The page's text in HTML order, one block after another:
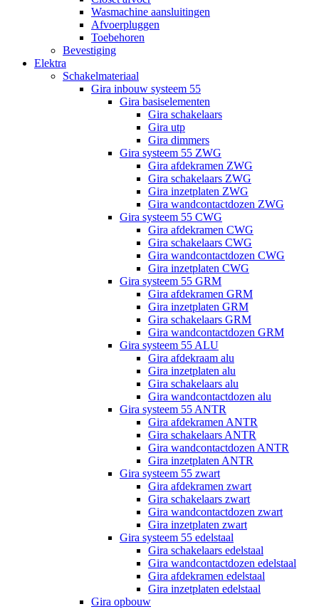
Wasmachine aansluitingen
Afvoerpluggen
Toebehoren
Bevestiging
Elektra
Schakelmateriaal
Gira inbouw systeem 55
Gira basiselementen
Gira schakelaars
Gira utp
Gira dimmers
Gira systeem 55 ZWG
Gira afdekramen ZWG
Gira schakelaars ZWG
Gira inzetplaten ZWG
Gira wandcontactdozen ZWG
Gira systeem 55 CWG
Gira afdekramen CWG
Gira schakelaars CWG
Gira wandcontactdozen CWG
Gira inzetplaten CWG
Gira systeem 55 GRM
Gira afdekramen GRM
Gira inzetplaten GRM
Gira schakelaars GRM
Gira wandcontactdozen GRM
Gira systeem 55 ALU
Gira afdekraam alu
Gira inzetplaten alu
Gira schakelaars alu
Gira wandcontactdozen alu
Gira systeem 55 ANTR
Gira afdekramen ANTR
Gira schakelaars ANTR
Gira wandcontactdozen ANTR
Gira inzetplaten ANTR
Gira systeem 55 zwart
Gira afdekramen zwart
Gira schakelaars zwart
Gira wandcontactdozen zwart
Gira inzetplaten zwart
Gira systeem 55 edelstaal
Gira schakelaars edelstaal
Gira wandcontactdozen edelstaal
Gira afdekramen edelstaal
Gira inzetplaten edelstaal
Gira opbouw